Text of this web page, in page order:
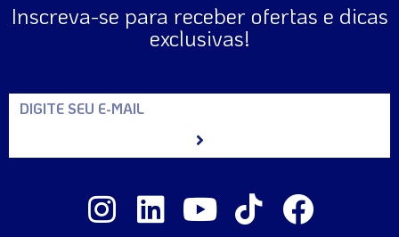
Inscreva-se para receber ofertas e dicas
exclusivas!